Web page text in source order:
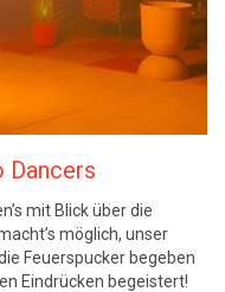
Dancers
mit Blick über die
möglich, unser
Feuerspucker begeben
Eindrücken begeistert!